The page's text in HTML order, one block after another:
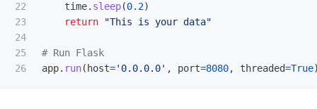
22
23
24
25
time. sleep(0.2)
return
"This is your data"
app. run( host=' 0.0.0.0' , port=8080, threaded=True